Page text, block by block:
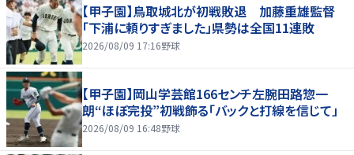
【甲子園】鳥取城北が初戦敗退 加藤重雄監督
「下浦に頼りすぎました」県勢は全国11連敗
2026/08/09 17:16野球
【甲子園】岡山学芸館166センチ左腕田路惣一
朗“ほぼ完投”初戦飾る「バックと打線を信じて」
2026/08/09 16:48野球